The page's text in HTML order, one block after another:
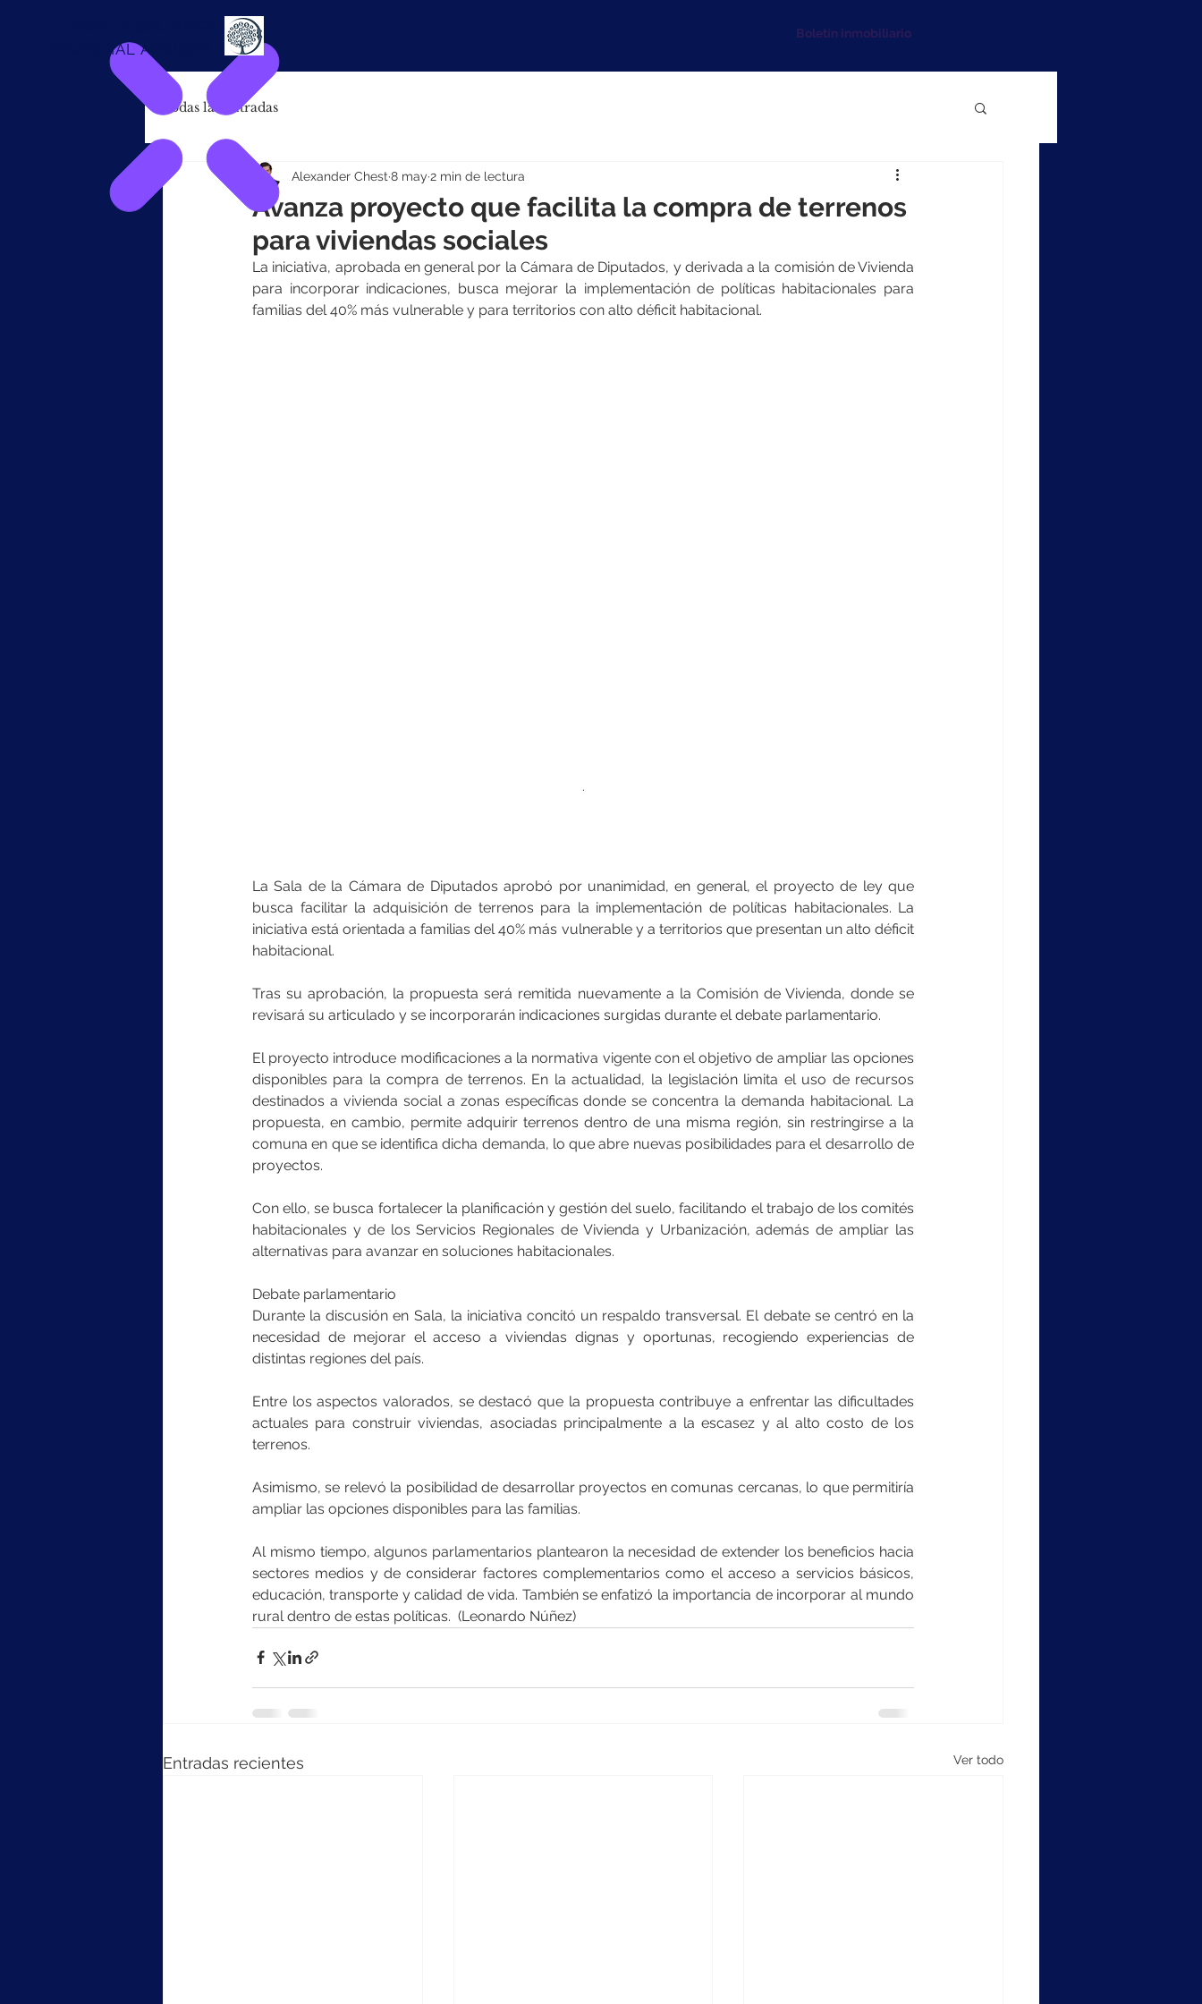
FINANCIAL ADVISOR
Boletín inmobiliario
Todas las entradas
Avanza proyecto que facilita la compra de terrenos
para viviendas sociales
Alexander Chest 8 may 2 min de lectura
La iniciativa, aprobada en general por la Cámara de Diputados, y derivada a la comisión de Vivienda
para incorporar indicaciones, busca mejorar la implementación de políticas habitacionales para
familias del 40% más vulnerable y para territorios con alto déficit habitacional.
.
La Sala de la Cámara de Diputados aprobó por unanimidad, en general, el proyecto de ley que
busca facilitar la adquisición de terrenos para la implementación de políticas habitacionales. La
iniciativa está orientada a familias del 40% más vulnerable y a territorios que presentan un alto déficit
habitacional.
Tras su aprobación, la propuesta será remitida nuevamente a la Comisión de Vivienda, donde se
revisará su articulado y se incorporarán indicaciones surgidas durante el debate parlamentario.
El proyecto introduce modificaciones a la normativa vigente con el objetivo de ampliar las opciones
disponibles para la compra de terrenos. En la actualidad, la legislación limita el uso de recursos
destinados a vivienda social a zonas específicas donde se concentra la demanda habitacional. La
propuesta, en cambio, permite adquirir terrenos dentro de una misma región, sin restringirse a la
comuna en que se identifica dicha demanda, lo que abre nuevas posibilidades para el desarrollo de
proyectos.
Con ello, se busca fortalecer la planificación y gestión del suelo, facilitando el trabajo de los comités
habitacionales y de los Servicios Regionales de Vivienda y Urbanización, además de ampliar las
alternativas para avanzar en soluciones habitacionales.
Debate parlamentario
Durante la discusión en Sala, la iniciativa concitó un respaldo transversal. El debate se centró en la
necesidad de mejorar el acceso a viviendas dignas y oportunas, recogiendo experiencias de
distintas regiones del país.
Entre los aspectos valorados, se destacó que la propuesta contribuye a enfrentar las dificultades
actuales para construir viviendas, asociadas principalmente a la escasez y al alto costo de los
terrenos.
Asimismo, se relevó la posibilidad de desarrollar proyectos en comunas cercanas, lo que permitiría
ampliar las opciones disponibles para las familias.
Al mismo tiempo, algunos parlamentarios plantearon la necesidad de extender los beneficios hacia
sectores medios y de considerar factores complementarios como el acceso a servicios básicos,
educación, transporte y calidad de vida. También se enfatizó la importancia de incorporar al mundo
rural dentro de estas políticas.  (Leonardo Núñez)
Entradas recientes Ver todo